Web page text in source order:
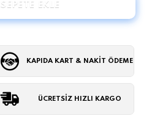
SEPETE EKLE
KAPIDA KART & NAKİT ÖDEME
ÜCRETSİZ HIZLI KARGO